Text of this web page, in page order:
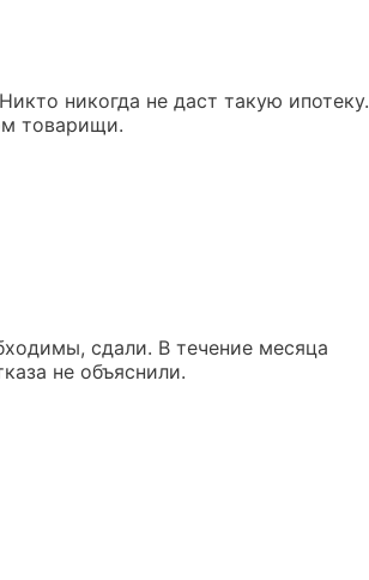
никогда не даст такую ипотеку.
товарищи.
сдали. В течение месяца
не объяснили.